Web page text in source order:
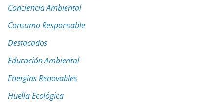
Conciencia Ambiental
Consumo Responsable
Destacados
Educación Ambiental
Energías Renovables
Huella Ecológica